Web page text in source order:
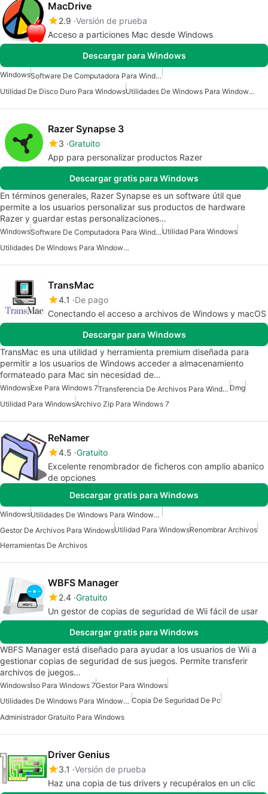
MacDrive
2.9 Versión de prueba
Acceso a particiones Mac desde Windows
Descargar para Windows
Windows
Software De Computadora Para Windows
Utilidad De Disco Duro Para Windows
Utilidades De Windows Para Windows 10
Razer Synapse 3
3 Gratuito
App para personalizar productos Razer
Descargar gratis para Windows
En términos generales, Razer Synapse es un software útil que
permite a los usuarios personalizar sus productos de hardware
Razer y guardar estas personalizaciones…
Windows Software De Computadora Para Windows Utilidad Para Windows
Utilidades De Windows Para Windows 10
TransMac
4.1
De pago
Conectando el acceso a archivos de Windows y macOS
Descargar para Windows
TransMac es una utilidad y herramienta premium diseñada para
permitir a los usuarios de Windows acceder a almacenamiento
formateado para Mac sin necesidad de…
WindowsExe Para Windows 7 Transferencia De Archivos Para Windows Dmg
Utilidad Para WindowsArchivo Zip Para Windows 7
ReNamer
4.5 Gratuito
Excelente renombrador de ficheros con amplio abanico
de opciones
Descargar gratis para Windows
Windows
Utilidades De Windows Para Windows 10
Gestor De Archivos Para WindowsUtilidad Para WindowsRenombrar Archivos
Herramientas De Archivos
WBFS Manager
2.4 Gratuito
Un gestor de copias de seguridad de Wii fácil de usar
Descargar gratis para Windows
WBFS Manager está diseñado para ayudar a los usuarios de Wii a
gestionar copias de seguridad de sus juegos. Permite transferir
archivos de juegos…
WindowsIso Para Windows 7Gestor Para Windows
Utilidades De Windows Para Windows 10 Copia De Seguridad De Pc
Administrador Gratuito Para Windows
Driver Genius
3.1 Versión de prueba
Haz una copia de tus drivers y recupéralos en un clic